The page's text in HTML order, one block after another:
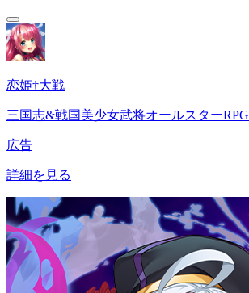
恋姫†大戦
三国志&戦国美少女武将オールスターRPG
広告
詳細を見る